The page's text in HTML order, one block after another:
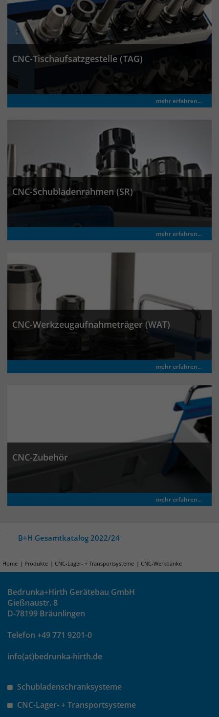
CNC-Tischaufsatzgestelle (TAG)
mehr erfahren...
CNC-Schubladenrahmen (SR)
mehr erfahren...
CNC-Werkzeugaufnahmeträger (WAT)
mehr erfahren...
CNC-Zubehör
mehr erfahren...
B+H Gesamtkatalog 2022/24
Home Produkte CNC-Lager- + Transportsysteme CNC-Werkbänke
Bedrunka+Hirth Gerätebau GmbH
Gießnaustr. 8
D-78199 Bräunlingen
Telefon +49 771 9201-0
info(at)bedrunka-hirth.de
Schubladenschranksysteme
CNC-Lager- + Transportsysteme
Laufzeit wenige Sekunden
Zweck
Das Cookie wird gesetzt um zu
überprüfen ob der Browser erlaubt
Cookies zu setzen. Es wird direkt nach
demTest wieder gelöscht.